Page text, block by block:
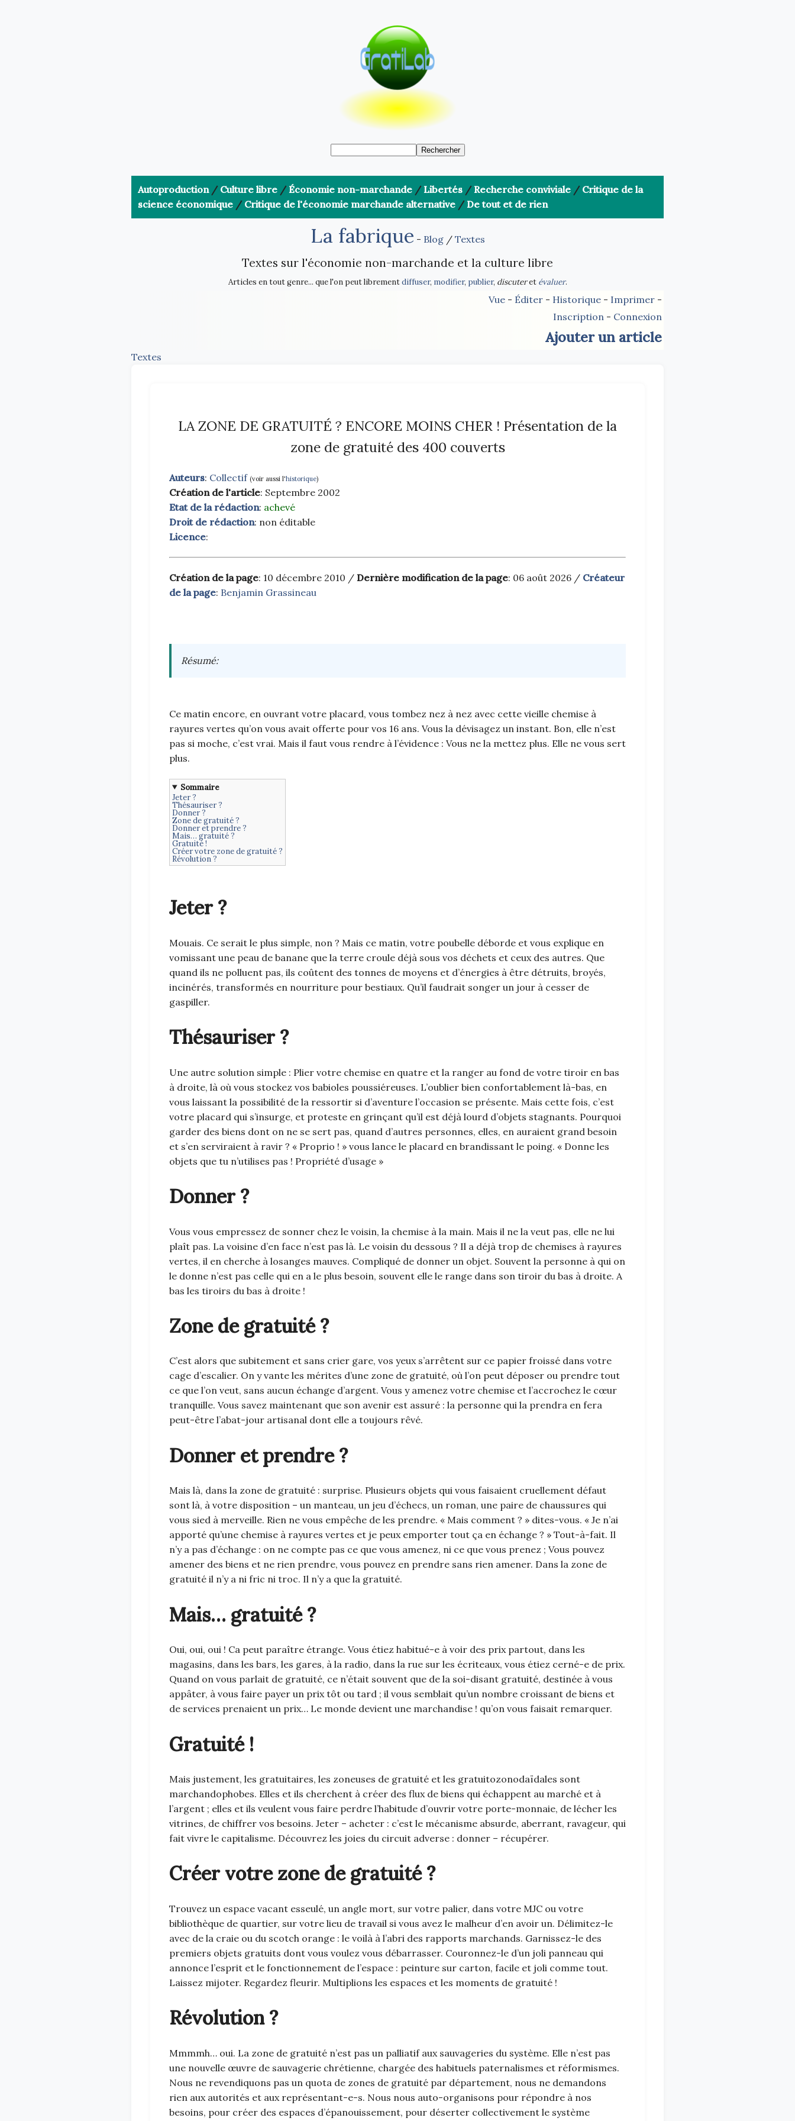
Autoproduction/ Culture libre /Économie non-marchande /Libertés /Recherche conviviale / Critique de la
science économique / Critique de l'économie marchande alternative /De tout et de rien
La fabrique - Blog/ Textes
Textes sur l'économie non-marchande et la culture libre
Articles en tout genre... que l'on peut librementdiffuser, modifier, publier, discuteret évaluer.
Vue - Éditer - Historique - Imprimer -
Inscription - Connexion
Ajouter un article
Textes
LA ZONE DE GRATUITÉ ? ENCORE MOINS CHER ! Présentation de la
zone de gratuité des 400 couverts
Auteurs: Collectif (voir aussi l'historique)
Création de l'article: Septembre 2002
Etat de la rédaction: achevé
Droit de rédaction: non éditable
Licence:
Création de la page: 10 décembre 2010 / Dernière modification de la page: 06 août 2026 / Créateur
de la page: Benjamin Grassineau
Résumé:
Ce matin encore, en ouvrant votre placard, vous tombez nez à nez avec cette vieille chemise à
rayures vertes qu’on vous avait offerte pour vos 16 ans. Vous la dévisagez un instant. Bon, elle n’est
pas si moche, c’est vrai. Mais il faut vous rendre à l’évidence : Vous ne la mettez plus. Elle ne vous sert
plus.
Sommaire
Jeter ?
Thésauriser ?
Donner ?
Zone de gratuité ?
Donner et prendre ?
Mais… gratuité ?
Gratuité !
Créer votre zone de gratuité ?
Révolution ?
Jeter ?
Mouais. Ce serait le plus simple, non ? Mais ce matin, votre poubelle déborde et vous explique en
vomissant une peau de banane que la terre croule déjà sous vos déchets et ceux des autres. Que
quand ils ne polluent pas, ils coûtent des tonnes de moyens et d’énergies à être détruits, broyés,
incinérés, transformés en nourriture pour bestiaux. Qu’il faudrait songer un jour à cesser de
gaspiller.
Thésauriser ?
Une autre solution simple : Plier votre chemise en quatre et la ranger au fond de votre tiroir en bas
à droite, là où vous stockez vos babioles poussiéreuses. L’oublier bien confortablement là-bas, en
vous laissant la possibilité de la ressortir si d’aventure l’occasion se présente. Mais cette fois, c’est
votre placard qui s’insurge, et proteste en grinçant qu’il est déjà lourd d’objets stagnants. Pourquoi
garder des biens dont on ne se sert pas, quand d’autres personnes, elles, en auraient grand besoin
et s’en serviraient à ravir ? « Proprio ! » vous lance le placard en brandissant le poing. « Donne les
objets que tu n’utilises pas ! Propriété d’usage »
Donner ?
Vous vous empressez de sonner chez le voisin, la chemise à la main. Mais il ne la veut pas, elle ne lui
plaît pas. La voisine d’en face n’est pas là. Le voisin du dessous ? Il a déjà trop de chemises à rayures
vertes, il en cherche à losanges mauves. Compliqué de donner un objet. Souvent la personne à qui on
le donne n’est pas celle qui en a le plus besoin, souvent elle le range dans son tiroir du bas à droite. A
bas les tiroirs du bas à droite !
Zone de gratuité ?
C’est alors que subitement et sans crier gare, vos yeux s’arrêtent sur ce papier froissé dans votre
cage d’escalier. On y vante les mérites d’une zone de gratuité, où l’on peut déposer ou prendre tout
ce que l’on veut, sans aucun échange d’argent. Vous y amenez votre chemise et l’accrochez le cœur
tranquille. Vous savez maintenant que son avenir est assuré : la personne qui la prendra en fera
peut-être l’abat-jour artisanal dont elle a toujours rêvé.
Donner et prendre ?
Mais là, dans la zone de gratuité : surprise. Plusieurs objets qui vous faisaient cruellement défaut
sont là, à votre disposition – un manteau, un jeu d’échecs, un roman, une paire de chaussures qui
vous sied à merveille. Rien ne vous empêche de les prendre. « Mais comment ? » dites-vous. « Je n’ai
apporté qu’une chemise à rayures vertes et je peux emporter tout ça en échange ? » Tout-à-fait. Il
n’y a pas d’échange : on ne compte pas ce que vous amenez, ni ce que vous prenez ; Vous pouvez
amener des biens et ne rien prendre, vous pouvez en prendre sans rien amener. Dans la zone de
gratuité il n’y a ni fric ni troc. Il n’y a que la gratuité.
Mais… gratuité ?
Oui, oui, oui ! Ca peut paraître étrange. Vous étiez habitué-e à voir des prix partout, dans les
magasins, dans les bars, les gares, à la radio, dans la rue sur les écriteaux, vous étiez cerné-e de prix.
Quand on vous parlait de gratuité, ce n’était souvent que de la soi-disant gratuité, destinée à vous
appâter, à vous faire payer un prix tôt ou tard ; il vous semblait qu’un nombre croissant de biens et
de services prenaient un prix… Le monde devient une marchandise ! qu’on vous faisait remarquer.
Gratuité !
Mais justement, les gratuitaires, les zoneuses de gratuité et les gratuitozonodaïdales sont
marchandophobes. Elles et ils cherchent à créer des flux de biens qui échappent au marché et à
l’argent ; elles et ils veulent vous faire perdre l’habitude d’ouvrir votre porte-monnaie, de lécher les
vitrines, de chiffrer vos besoins. Jeter – acheter : c’est le mécanisme absurde, aberrant, ravageur, qui
fait vivre le capitalisme. Découvrez les joies du circuit adverse : donner – récupérer.
Créer votre zone de gratuité ?
Trouvez un espace vacant esseulé, un angle mort, sur votre palier, dans votre MJC ou votre
bibliothèque de quartier, sur votre lieu de travail si vous avez le malheur d’en avoir un. Délimitez-le
avec de la craie ou du scotch orange : le voilà à l’abri des rapports marchands. Garnissez-le des
premiers objets gratuits dont vous voulez vous débarrasser. Couronnez-le d’un joli panneau qui
annonce l’esprit et le fonctionnement de l’espace : peinture sur carton, facile et joli comme tout.
Laissez mijoter. Regardez fleurir. Multiplions les espaces et les moments de gratuité !
Révolution ?
Mmmmh… oui. La zone de gratuité n’est pas un palliatif aux sauvageries du système. Elle n’est pas
une nouvelle œuvre de sauvagerie chrétienne, chargée des habituels paternalismes et réformismes.
Nous ne revendiquons pas un quota de zones de gratuité par département, nous ne demandons
rien aux autorités et aux représentant-e-s. Nous nous auto-organisons pour répondre à nos
besoins, pour créer des espaces d’épanouissement, pour déserter collectivement le système